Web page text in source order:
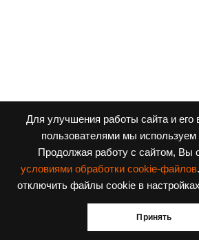
Для улучшения работы сайта и его
пользователями мы
Продолжая работу с сайтом, Вы
условиями обработки cookie-файлов
отключить файлы cookie в
Принять
Заявка на поступление
Приходите в наши соцсети!